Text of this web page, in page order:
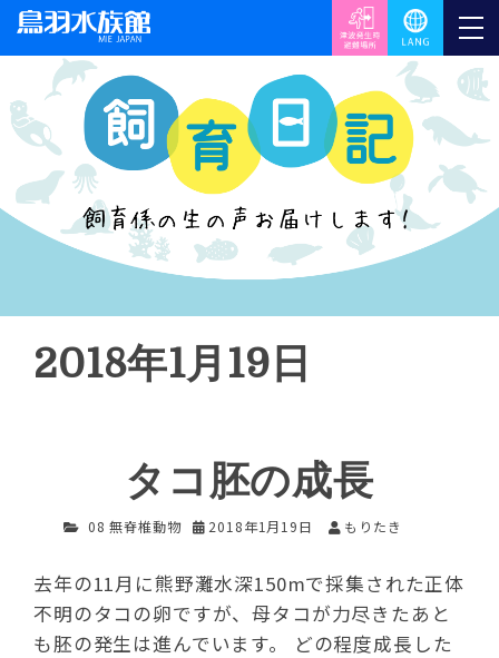
2018年1月19日
タコ胚の成長
08 無脊椎動物 2018年1月19日 もりたき
去年の11月に熊野灘水深150mで採集された正体
不明のタコの卵ですが、母タコが力尽きたあと
も胚の発生は進んでいます。 どの程度成長した